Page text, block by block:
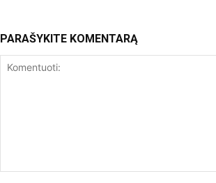
PARAŠYKITE KOMENTARĄ